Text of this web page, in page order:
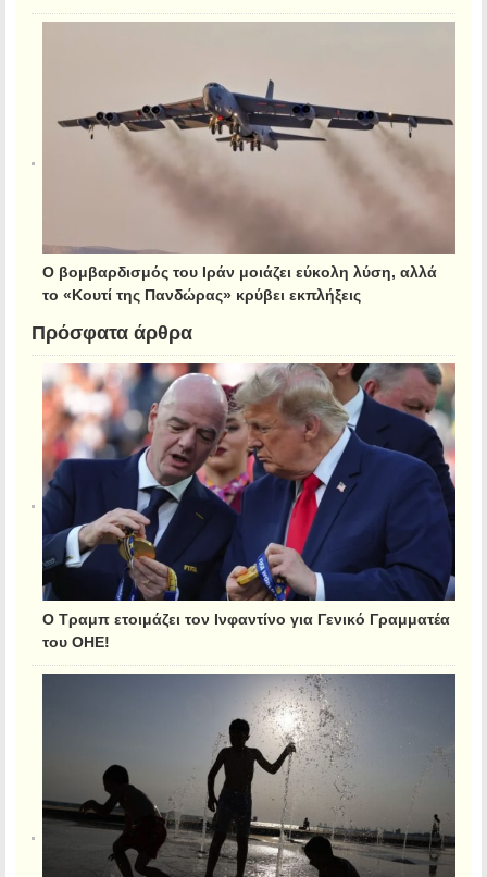
Ο βομβαρδισμός του Ιράν μοιάζει εύκολη λύση, αλλά
το «Κουτί της Πανδώρας» κρύβει εκπλήξεις
Πρόσφατα άρθρα
Ο Τραμπ ετοιμάζει τον Ινφαντίνο για Γενικό Γραμματέα
του ΟΗΕ!